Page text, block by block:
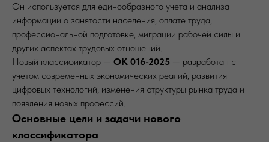
Он используется для единообразного учета и анализа
информации о занятости населения, оплате труда,
профессиональной подготовке, миграции рабочей силы и
других аспектах трудовых отношений.
Новый классификатор — ОК 016-2025 — разработан с
учетом современных экономических реалий, развития
цифровых технологий, изменения структуры рынка труда и
появления новых профессий.
Основные цели и задачи нового
классификатора